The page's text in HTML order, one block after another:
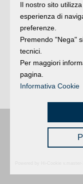
un incontro in
tra i comuni di
maggiormente
l’80 e il 100
grandine e
Fortemente
soprattutto i
risentito anche
Buongiorno:Riminié
registrazione
Il nostro sito
esperienza di
preferenze.
Premendo "Nega"
tecnici.
Per maggiori
pagina.
Informativa Cookie